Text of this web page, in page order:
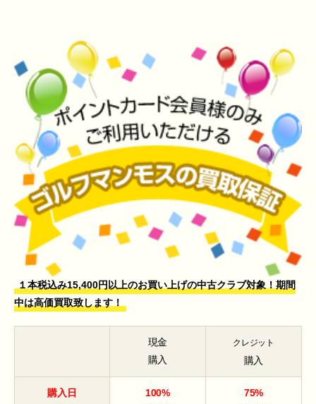
１本税込み15,400円以上のお買い上げの中古クラブ対象！期間
中は高価買取致します！
現金
購入
クレジット
購入
購入日
100%
75%